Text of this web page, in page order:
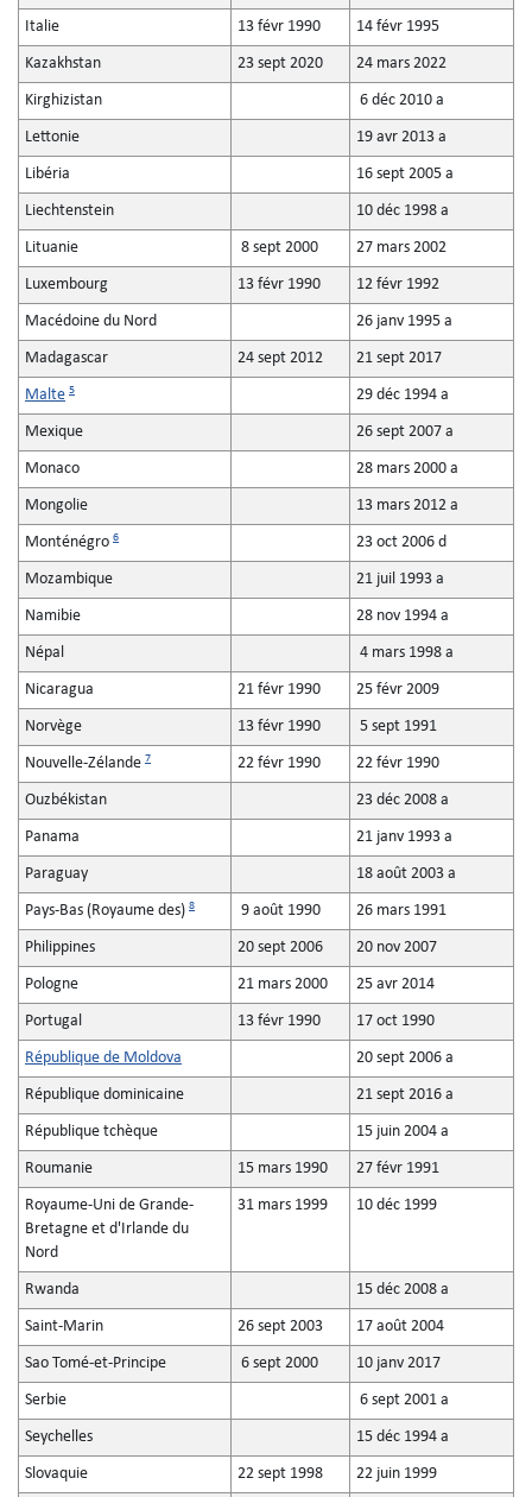
Italie 13 févr 1990 14 févr 1995
Kazakhstan 23 sept 2020 24 mars 2022
Kirghizistan 6 déc 2010 a
Lettonie 19 avr 2013 a
Libéria 16 sept 2005 a
Liechtenstein 10 déc 1998 a
Lituanie 8 sept 2000 27 mars 2002
Luxembourg 13 févr 1990 12 févr 1992
Macédoine du Nord 26 janv 1995 a
Madagascar 24 sept 2012 21 sept 2017
Malte 5 29 déc 1994 a
Mexique 26 sept 2007 a
Monaco 28 mars 2000 a
Mongolie 13 mars 2012 a
Monténégro 6 23 oct 2006 d
Mozambique 21 juil 1993 a
Namibie 28 nov 1994 a
Népal 4 mars 1998 a
Nicaragua 21 févr 1990 25 févr 2009
Norvège 13 févr 1990 5 sept 1991
Nouvelle-Zélande 7 22 févr 1990 22 févr 1990
Ouzbékistan 23 déc 2008 a
Panama 21 janv 1993 a
Paraguay 18 août 2003 a
Pays-Bas (Royaume des) 8 9 août 1990 26 mars 1991
Philippines 20 sept 2006 20 nov 2007
Pologne 21 mars 2000 25 avr 2014
Portugal 13 févr 1990 17 oct 1990
République de Moldova 20 sept 2006 a
République dominicaine 21 sept 2016 a
République tchèque 15 juin 2004 a
Roumanie 15 mars 1990 27 févr 1991
Royaume-Uni de Grande-
Bretagne et d'Irlande du
Nord
31 mars 1999 10 déc 1999
Rwanda 15 déc 2008 a
Saint-Marin 26 sept 2003 17 août 2004
Sao Tomé-et-Principe 6 sept 2000 10 janv 2017
Serbie 6 sept 2001 a
Seychelles 15 déc 1994 a
Slovaquie 22 sept 1998 22 juin 1999